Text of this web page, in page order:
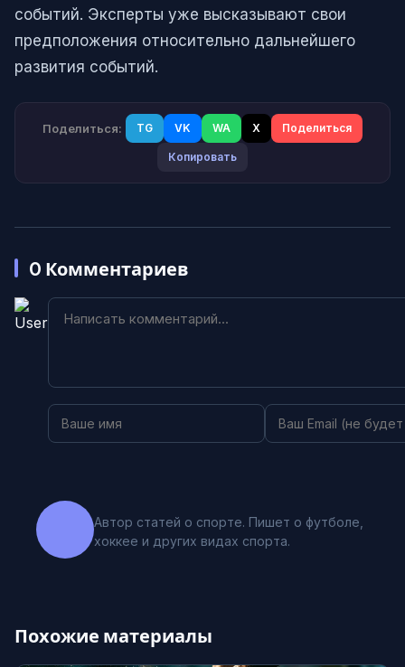
событий. Эксперты уже высказывают свои
предположения относительно дальнейшего
развития событий.
Поделиться: TG VK WA X Поделиться
Копировать
0 Комментариев
Автор статей о спорте. Пишет о футболе,
хоккее и других видах спорта.
Похожие материалы